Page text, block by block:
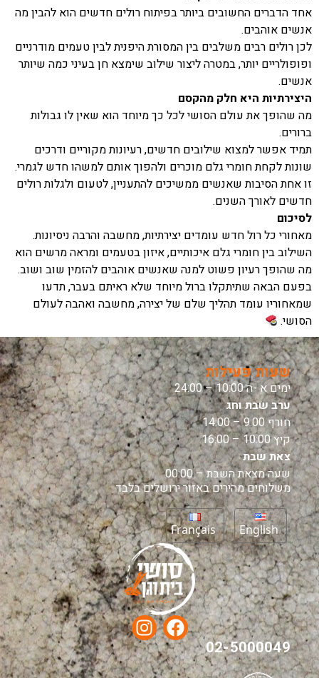
אחד הדברים החשובים ביותר בפיתוח רולים חדשים הוא להבין מה
אנשים אוהבים.
לכן רולים רבים משלבים בין המסורת היפנית לבין טעמים מודרניים
ופופולריים יותר, במטרה ליצור שילוב שימצא חן בעיני כמה שיותר
אנשים.
היצירתיות היא חלק מהקסם
מה שהופך את עולם הסושי לכל כך מיוחד הוא שאין לו גבולות
ברורים.
תמיד אפשר למצוא שילובים חדשים, רעיונות מקוריים ודרכים
שונות לקחת חומרי גלם מוכרים ולהפוך אותם למשהו חדש לגמרי.
זו אחת הסיבות שאנשים ממשיכים להתעניין, לטעום ולגלות רולים
חדשים לאורך השנים.
לסיכום
מאחורי כל רול חדש עומדים יצירתיות, מחשבה והרבה ניסיונות.
השילוב בין חומרי גלם איכותיים, איזון בטעמים ומראה מרשים הוא
מה שהופך רעיון פשוט למנה שאנשים אוהבים להזמין שוב ושוב.
בפעם הבאה שתיתקלו ברול מיוחד שלא ראיתם בעבר, תדעו
שמאחוריו עומד תהליך שלם של יצירה, מחשבה ואהבה לעולם
הסושי.
שעות פעילות
ימים א -ה 10:00 – 24:00
ערב שבת וחג
חורף 9:00 – 14:00
קיץ 10:00 – 16:00
צאת שבת
שעה מצאת השבת – 00:00
משלוחים מהירים באזור ירושלים בלבד
English
Français
02-5000049